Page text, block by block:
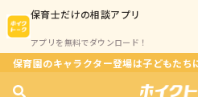
保育士だけの相談アプリ
アプリを無料でダウンロード！